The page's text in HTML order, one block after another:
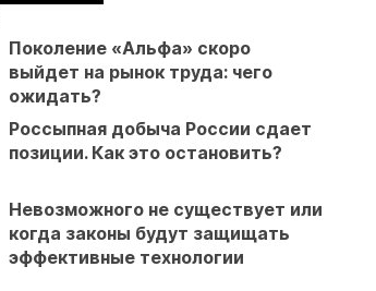
Поколение «Альфа» скоро
выйдет на рынок труда: чего
ожидать?
Россыпная добыча России сдает
позиции. Как это остановить?
Невозможного не существует или
когда законы будут защищать
эффективные технологии